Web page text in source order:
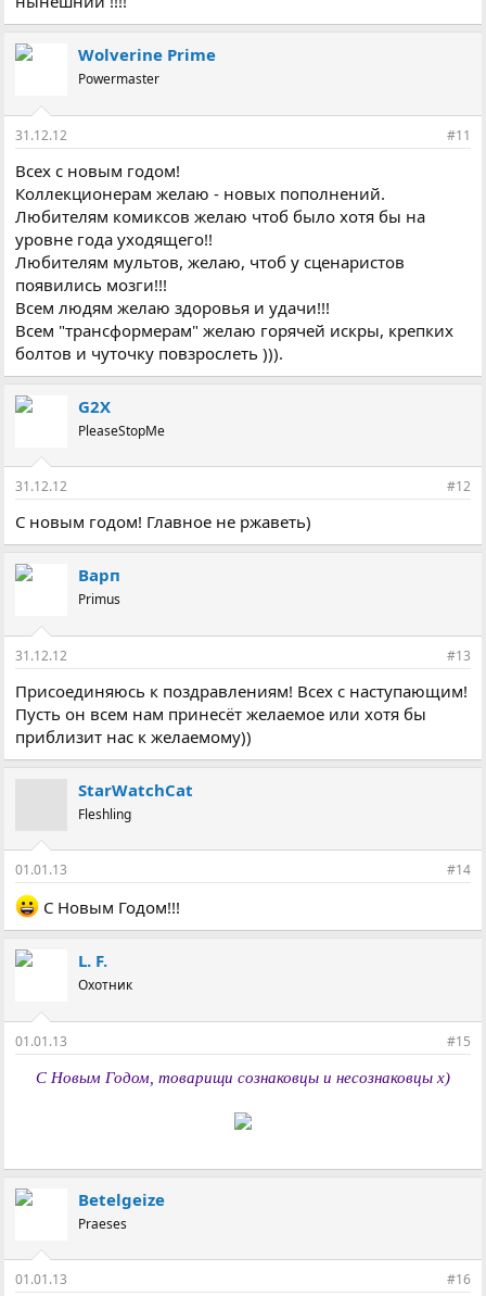
Wolverine Prime
Powermaster
31.12.12 #11
Всех с новым годом!
Коллекционерам желаю - новых пополнений.
Любителям комиксов желаю чтоб было хотя бы на
уровне года уходящего!!
Любителям мультов, желаю, чтоб у сценаристов
появились мозги!!!
Всем людям желаю здоровья и удачи!!!
Всем "трансформерам" желаю горячей искры, крепких
болтов и чуточку повзрослеть ))).
G2X
PleaseStopMe
31.12.12 #12
С новым годом! Главное не ржаветь)
Варп
Primus
31.12.12 #13
Присоединяюсь к поздравлениям! Всех с наступающим!
Пусть он всем нам принесёт желаемое или хотя бы
приблизит нас к желаемому))
StarWatchCat
Fleshling
01.01.13 #14
С Новым Годом!!!
L. F.
Охотник
01.01.13 #15
С Новым Годом, товарищи сознаковцы и несознаковцы х)
Betelgeize
Praeses
01.01.13 #16